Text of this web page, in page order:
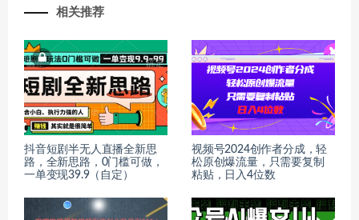
相关推荐
抖音短剧半无人直播全新思
路，全新思路，0门槛可做，
一单变现39.9（自定）
视频号2024创作者分成，轻
松原创爆流量，只需要复制
粘贴，日入4位数